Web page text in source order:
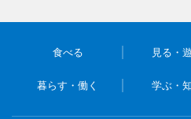
食べる 見る・
暮らす・働く 学ぶ・